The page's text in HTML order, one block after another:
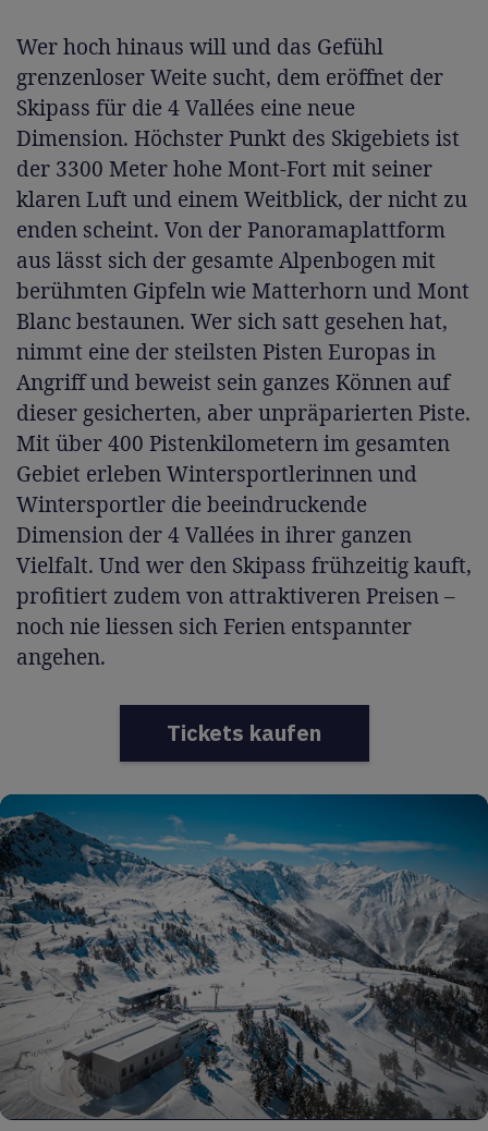
Wer hoch hinaus will und das Gefühl
grenzenloser Weite sucht, dem eröffnet der
Skipass für die 4 Vallées eine neue
Dimension. Höchster Punkt des Skigebiets ist
der 3300 Meter hohe Mont-Fort mit seiner
klaren Luft und einem Weitblick, der nicht zu
enden scheint. Von der Panoramaplattform
aus lässt sich der gesamte Alpenbogen mit
berühmten Gipfeln wie Matterhorn und Mont
Blanc bestaunen. Wer sich satt gesehen hat,
nimmt eine der steilsten Pisten Europas in
Angriff und beweist sein ganzes Können auf
dieser gesicherten, aber unpräparierten Piste.
Mit über 400 Pistenkilometern im gesamten
Gebiet erleben Wintersportlerinnen und
Wintersportler die beeindruckende
Dimension der 4 Vallées in ihrer ganzen
Vielfalt. Und wer den Skipass frühzeitig kauft,
profitiert zudem von attraktiveren Preisen –
noch nie liessen sich Ferien entspannter
angehen.
Tickets kaufen